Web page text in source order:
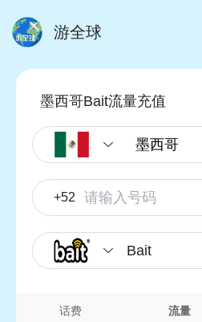
游全球
墨西哥Bait流量充值
+52
Bait
话费 流量